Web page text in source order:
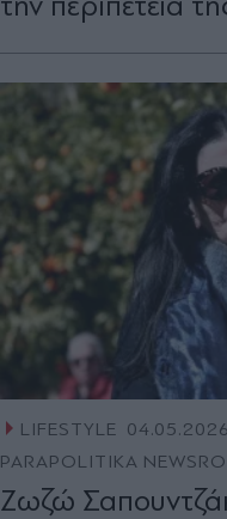
LIFESTYLE
PARAPOLITIKA
Ζωζώ